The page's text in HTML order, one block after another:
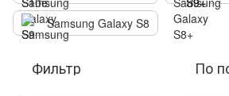
Samsung Galaxy S8
Фильтр По